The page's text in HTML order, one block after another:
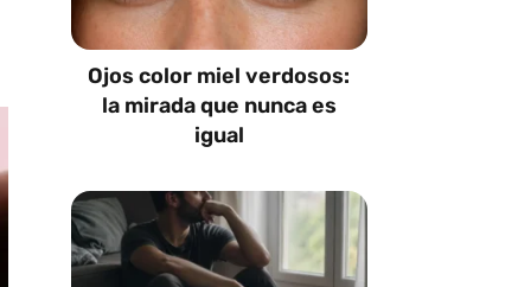
Ojos color miel verdosos:
la mirada que nunca es
igual